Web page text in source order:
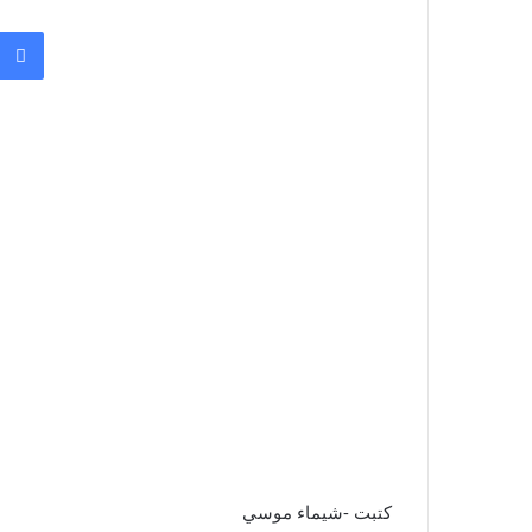
كتبت -شيماء موسي